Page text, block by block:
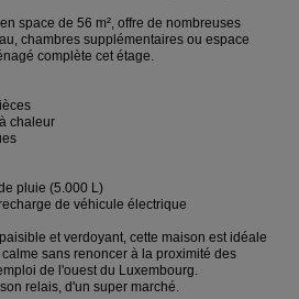
space de 56 m², offre de nombreuses
chambres supplémentaires ou espace
complète cet étage.
chaleur
pluie (5.000 L)
de véhicule électrique
et verdoyant, cette maison est idéale
sans renoncer à la proximité des
de l'ouest du Luxembourg.
relais, d'un super marché.